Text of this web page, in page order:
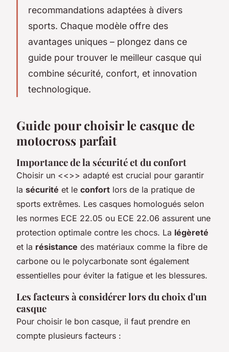
recommandations adaptées à divers
sports. Chaque modèle offre des
avantages uniques – plongez dans ce
guide pour trouver le meilleur casque qui
combine sécurité, confort, et innovation
technologique.
Guide pour choisir le casque de
motocross parfait
Importance de la sécurité et du confort
Choisir un <<>> adapté est crucial pour garantir
la sécurité et le confort lors de la pratique de
sports extrêmes. Les casques homologués selon
les normes ECE 22.05 ou ECE 22.06 assurent une
protection optimale contre les chocs. La légèreté
et la résistance des matériaux comme la fibre de
carbone ou le polycarbonate sont également
essentielles pour éviter la fatigue et les blessures.
Les facteurs à considérer lors du choix d'un
casque
Pour choisir le bon casque, il faut prendre en
compte plusieurs facteurs :